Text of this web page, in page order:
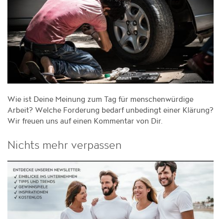
Wie ist Deine Meinung zum Tag für menschenwürdige
Arbeit? Welche Forderung bedarf unbedingt einer Klärung?
Wir freuen uns auf einen Kommentar von Dir.
Nichts mehr verpassen